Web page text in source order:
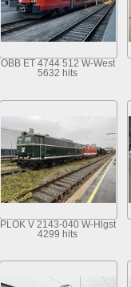
OBB ET 4744 512 W-West
5632 hits
PLOK V 2143-040 W-Hlgst
4299 hits